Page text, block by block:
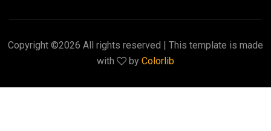
Copyright ©2026 All rights reserved | This template is made
with
by Colorlib